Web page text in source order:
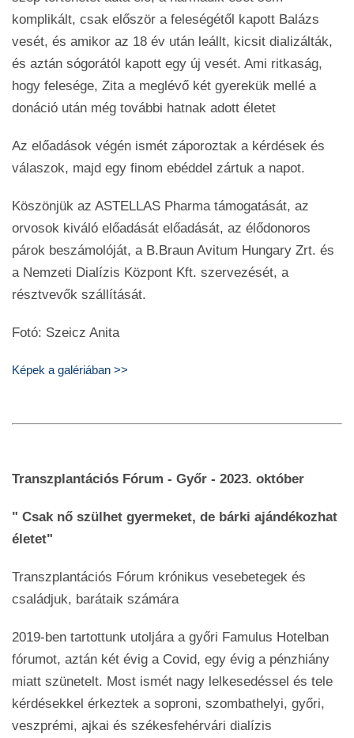
komplikált, csak először a feleségétől kapott Balázs
vesét, és amikor az 18 év után leállt, kicsit dializálták,
és aztán sógorától kapott egy új vesét. Ami ritkaság,
hogy felesége, Zita a meglévő két gyerekük mellé a
donáció után még további hatnak adott életet
Az előadások végén ismét záporoztak a kérdések és
válaszok, majd egy finom ebéddel zártuk a napot.
Köszönjük az ASTELLAS Pharma támogatását, az
orvosok kiváló előadását előadását, az élődonoros
párok beszámolóját, a B.Braun Avitum Hungary Zrt. és
a Nemzeti Dialízis Központ Kft. szervezését, a
résztvevők szállítását.
Fotó: Szeicz Anita
Képek a galériában >>
Transzplantációs Fórum - Győr - 2023. október
" Csak nő szülhet gyermeket, de bárki ajándékozhat
életet"
Transzplantációs Fórum krónikus vesebetegek és
családjuk, barátaik számára
2019-ben tartottunk utoljára a győri Famulus Hotelban
fórumot, aztán két évig a Covid, egy évig a pénzhiány
miatt szünetelt. Most ismét nagy lelkesedéssel és tele
kérdésekkel érkeztek a soproni, szombathelyi, győri,
veszprémi, ajkai és székesfehérvári dialízis